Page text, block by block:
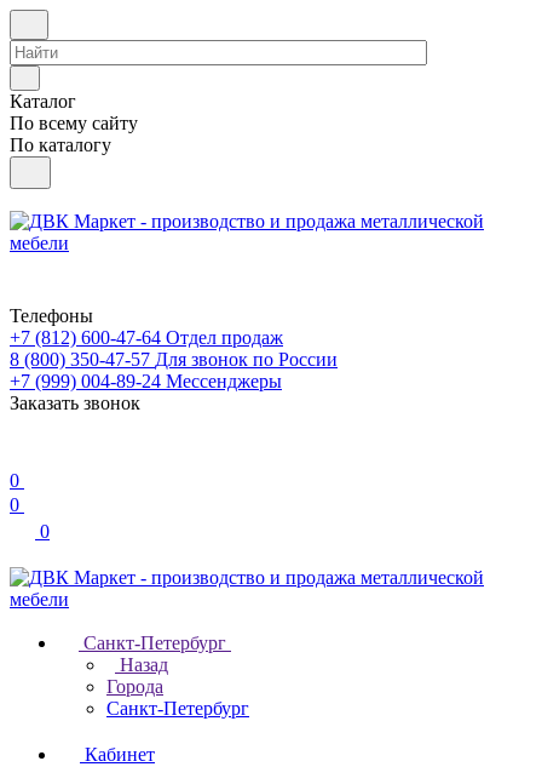
Каталог
По всему сайту
По каталогу
Телефоны
+7 (812) 600-47-64 Отдел продаж
8 (800) 350-47-57 Для звонок по России
+7 (999) 004-89-24 Мессенджеры
Заказать звонок
0
0
0
Санкт-Петербург
Назад
Города
Санкт-Петербург
Кабинет